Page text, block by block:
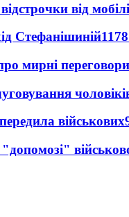
від
Стефанішиній
мирні переговори
військових